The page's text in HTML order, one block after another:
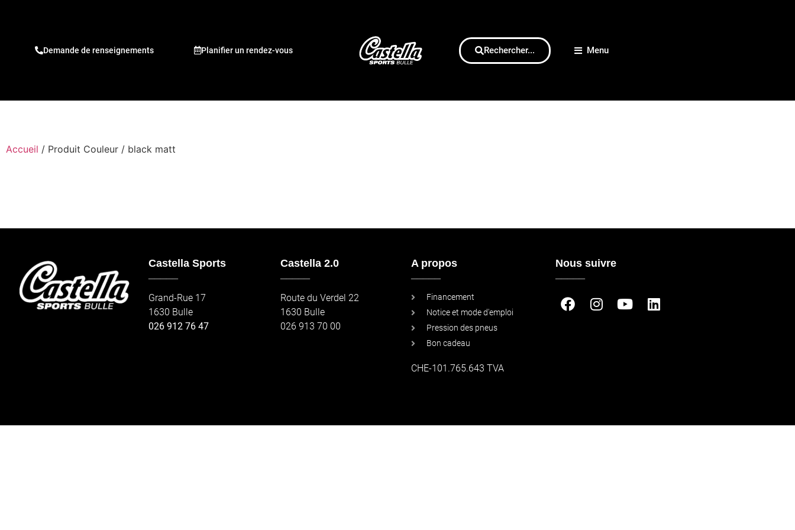
Demande de renseignements Planifier un rendez-vous Rechercher... Menu
Accueil / Produit Couleur / black matt
Castella Sports
Grand-Rue 17
1630 Bulle
026 912 76 47
Castella 2.0
Route du Verdel 22
1630 Bulle
026 913 70 00
A propos
Financement
Notice et mode d'emploi
Pression des pneus
Bon cadeau
CHE-101.765.643 TVA
Nous suivre